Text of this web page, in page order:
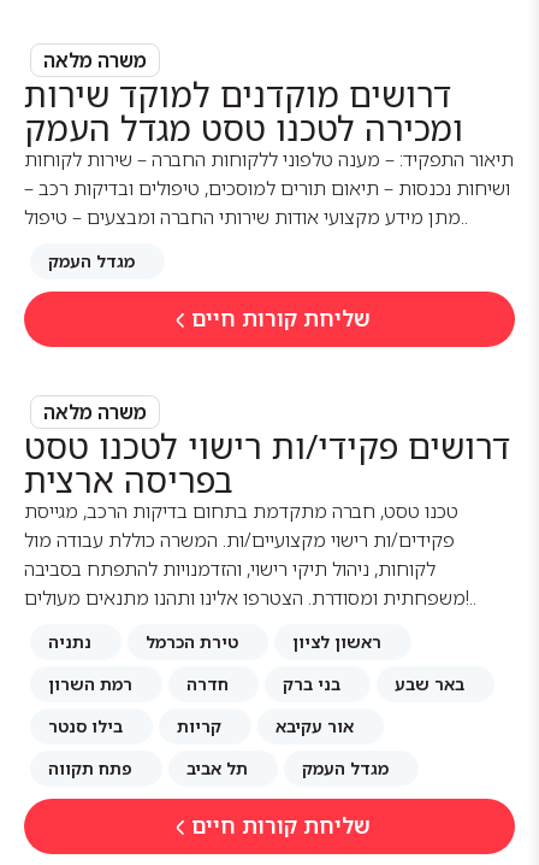
משרה מלאה
דרושים מוקדנים למוקד שירות
ומכירה לטכנו טסט מגדל העמק
תיאור התפקיד: – מענה טלפוני ללקוחות החברה – שירות לקוחות
ושיחות נכנסות – תיאום תורים למוסכים, טיפולים ובדיקות רכב –
מתן מידע מקצועי אודות שירותי החברה ומבצעים – טיפול..
מגדל העמק
שליחת קורות חיים
משרה מלאה
דרושים פקידי/ות רישוי לטכנו טסט
בפריסה ארצית
טכנו טסט, חברה מתקדמת בתחום בדיקות הרכב, מגייסת
פקידים/ות רישוי מקצועיים/ות. המשרה כוללת עבודה מול
לקוחות, ניהול תיקי רישוי, והזדמנויות להתפתח בסביבה
משפחתית ומסודרת. הצטרפו אלינו ותהנו מתנאים מעולים!..
נתניה טירת הכרמל
ראשון לציון
רמת השרון
חדרה בני ברק
באר שבע
בילו סנטר
קריות
אור עקיבא
פתח תקווה
תל אביב מגדל העמק
שליחת קורות חיים